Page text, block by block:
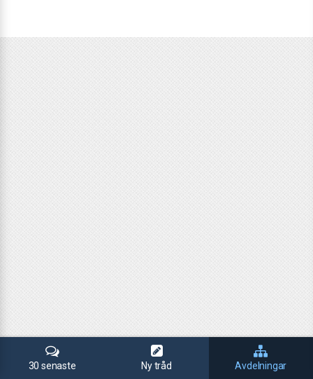
30 senaste Ny tråd Avdelningar